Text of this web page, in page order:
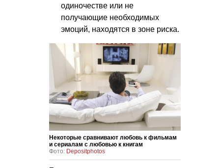
одиночестве или не
получающие необходимых
эмоций, находятся в зоне риска.
Некоторые сравнивают любовь к фильмам
и сериалам с любовью к книгам
Фото: Depositphotos